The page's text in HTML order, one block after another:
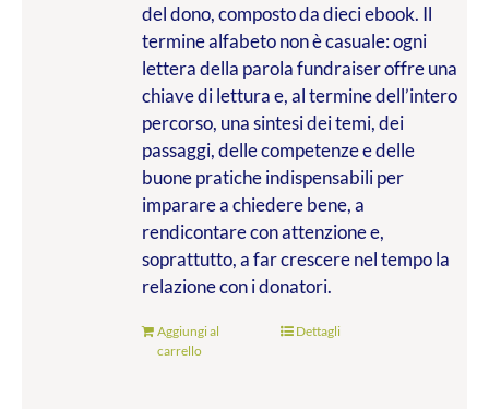
del dono, composto da dieci ebook. Il
termine alfabeto non è casuale: ogni
lettera della parola fundraiser offre una
chiave di lettura e, al termine dell’intero
percorso, una sintesi dei temi, dei
passaggi, delle competenze e delle
buone pratiche indispensabili per
imparare a chiedere bene, a
rendicontare con attenzione e,
soprattutto, a far crescere nel tempo la
relazione con i donatori.
Aggiungi al
carrello
Dettagli